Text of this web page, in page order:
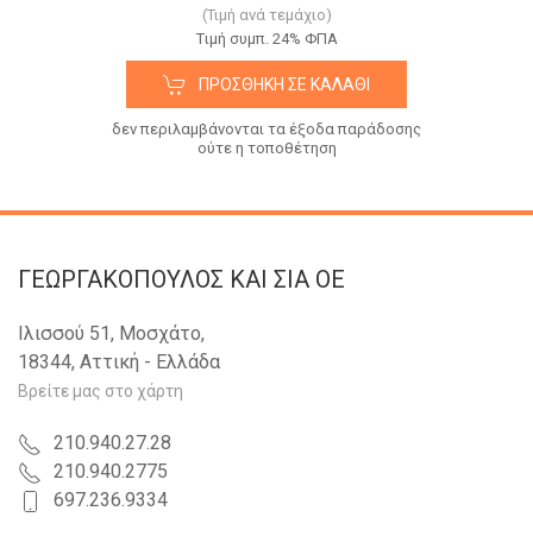
(Τιμή ανά τεμάχιο)
Tιμή συμπ. 24% ΦΠΑ
ΠΡΟΣΘΉΚΗ ΣΕ ΚΑΛΆΘΙ
δεν περιλαμβάνονται τα έξοδα παράδοσης
ούτε η τοποθέτηση
ΓΕΩΡΓΑΚΟΠΟΥΛΟΣ KAI ΣΙΑ OE
Ιλισσού 51, Μοσχάτο,
18344, Αττική - Ελλάδα
Βρείτε μας στο χάρτη
210.940.27.28
210.940.2775
697.236.9334